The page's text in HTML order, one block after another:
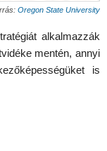
Oregon State University
alkalmazzák
mentén, annyi
is